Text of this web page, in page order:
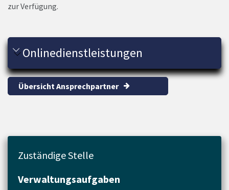
zur Verfügung.
Onlinedienstleistungen
Übersicht Ansprechpartner
Zuständige Stelle
Verwaltungsaufgaben